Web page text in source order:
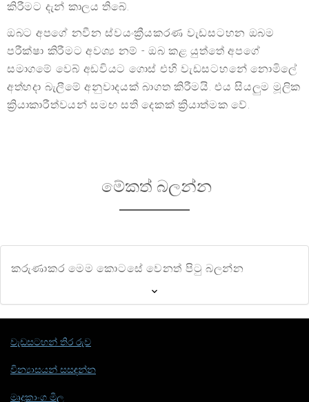
කිරීමට දැන් කාලය තිබේ.
ඔබට අපගේ නවීන ස්වයංක්‍රීයකරණ වැඩසටහන ඔබම
පරීක්ෂා කිරීමට අවශ්‍ය නම් - ඔබ කළ යුත්තේ අපගේ
සමාගමේ වෙබ් අඩවියට ගොස් එහි වැඩසටහනේ නොමිලේ
අත්හදා බැලීමේ අනුවාදයක් බාගත කිරීමයි. එය සියලුම මූලික
ක්‍රියාකාරීත්වයන් සමඟ සති දෙකක් ක්‍රියාත්මක වේ.
මේකත් බලන්න
කරුණාකර මෙම කොටසේ වෙනත් පිටු බලන්න
වැඩසටහන් තිර රුව
වින්‍යාසයන් සසඳන්න
මෘදුකාංග මිල